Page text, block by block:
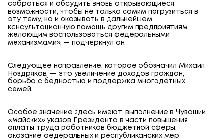
собраться и обсудить вновь открывающиеся
возможности, чтобы не только самим погрузиться в
эту тему, но и оказывать в дальнейшем
консультационную помощь другим предприятиям,
желающим воспользоваться федеральными
механизмами», — подчеркнул он.
Следующее направление, которое обозначил Михаил
Ноздряков, — это увеличение доходов граждан,
борьба с бедностью и поддержка многодетных
семей.
Особое значение здесь имеют: выполнение в Чувашии
«майских» указов Президента в части повышения
оплаты труда работников бюджетной сферы,
оказание федеральных и республиканских мер